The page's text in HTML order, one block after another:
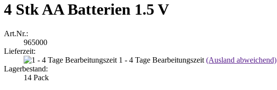
4 Stk AA Batterien 1.5 V
Art.Nr.:
965000
Lieferzeit:
1 - 4 Tage Bearbeitungszeit (Ausland abweichend)
Lagerbestand:
14 Pack